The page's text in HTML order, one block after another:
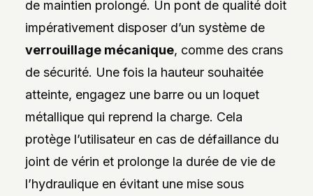
de maintien prolongé. Un pont de qualité doit
impérativement disposer d’un système de
verrouillage mécanique, comme des crans
de sécurité. Une fois la hauteur souhaitée
atteinte, engagez une barre ou un loquet
métallique qui reprend la charge. Cela
protège l’utilisateur en cas de défaillance du
joint de vérin et prolonge la durée de vie de
l’hydraulique en évitant une mise sous